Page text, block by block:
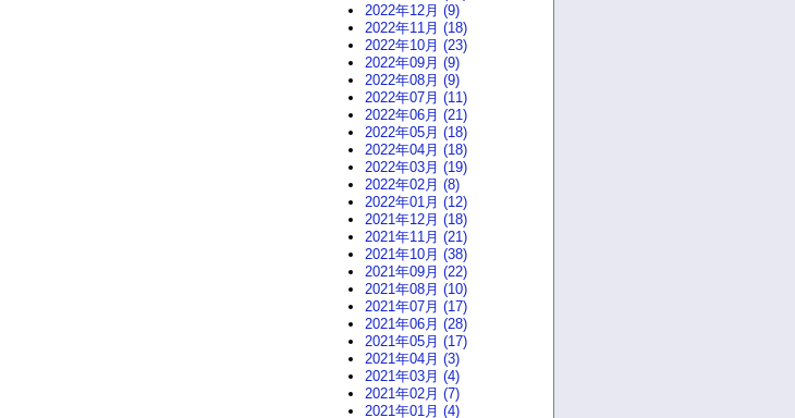
2022年12月 (9)
2022年11月 (18)
2022年10月 (23)
2022年09月 (9)
2022年08月 (9)
2022年07月 (11)
2022年06月 (21)
2022年05月 (18)
2022年04月 (18)
2022年03月 (19)
2022年02月 (8)
2022年01月 (12)
2021年12月 (18)
2021年11月 (21)
2021年10月 (38)
2021年09月 (22)
2021年08月 (10)
2021年07月 (17)
2021年06月 (28)
2021年05月 (17)
2021年04月 (3)
2021年03月 (4)
2021年02月 (7)
2021年01月 (4)